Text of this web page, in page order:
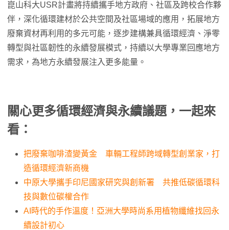
崑山科大USR計畫將持續攜手地方政府、社區及跨校合作夥
伴，深化循環建材於公共空間及社區場域的應用，拓展地方
廢棄資材再利用的多元可能，逐步建構兼具循環經濟、淨零
轉型與社區韌性的永續發展模式，持續以大學專業回應地方
需求，為地方永續發展注入更多能量。
關心更多循環經濟與永續議題，一起來
看：
把廢棄咖啡渣變黃金 車輛工程師跨域轉型創業家，打
造循環經濟新商機
中原大學攜手印尼國家研究與創新署 共推低碳循環科
技與數位碳權合作
AI時代的手作溫度！亞洲大學時尚系用植物纖維找回永
續設計初心